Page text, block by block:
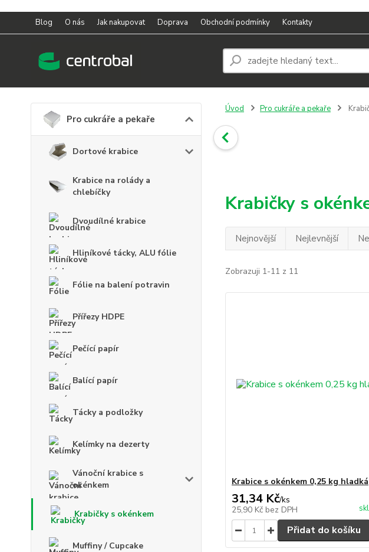
Blog O nás Jak nakupovat Doprava Obchodní podmínky Kontakty
Pro cukráře a pekaře
Dortové krabice
Krabice na rolády a
chlebíčky
Dvoudílné krabice
Hliníkové tácky, ALU fólie
Fólie na balení potravin
Přířezy HDPE
Pečící papír
Balící papír
Tácky a podložky
Kelímky na dezerty
Vánoční krabice s
okénkem
Krabičky s okénkem
Muffiny / Cupcake
Úvod Pro cukráře a pekaře
Krabičky s
Nejnovější Nejlevnější
Zobrazuji 1-11 z 11
Krabice s okénkem 0,25 kg hladká
31,34 Kč/ks
25,90 Kč bez DPH
Přidat do košíku